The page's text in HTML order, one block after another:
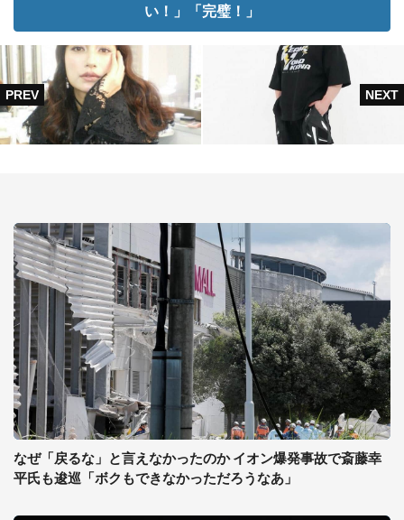
い！」「完璧！」
なぜ「戻るな」と言えなかったのか イオン爆発事故で斎藤幸
平氏も逡巡「ボクもできなかっただろうなあ」